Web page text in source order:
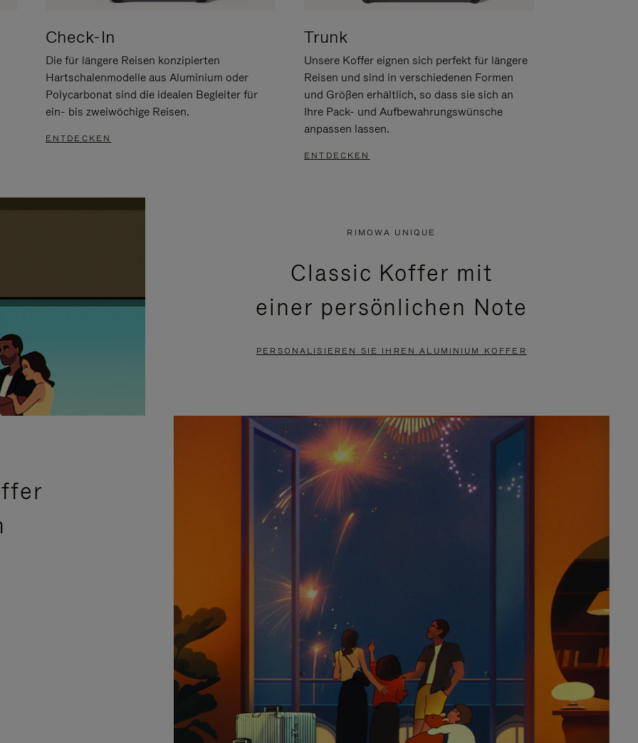
Check-In
Die für längere Reisen konzipierten
Hartschalenmodelle aus Aluminium oder
Polycarbonat sind die idealen Begleiter für
ein- bis zweiwöchige Reisen.
ENTDECKEN
Trunk
Unsere Koffer eignen sich perfekt für längere
Reisen und sind in verschiedenen Formen
und Größen erhältlich, so dass sie sich an
Ihre Pack- und Aufbewahrungswünsche
anpassen lassen.
ENTDECKEN
RIMOWA UNIQUE
Classic Koffer mit
einer persönlichen Note
PERSONALISIEREN SIE IHREN ALUMINIUM KOFFER